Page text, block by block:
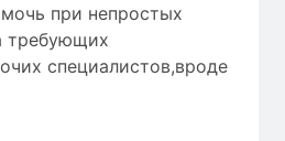
при непростых
требующих
специалистов,вроде